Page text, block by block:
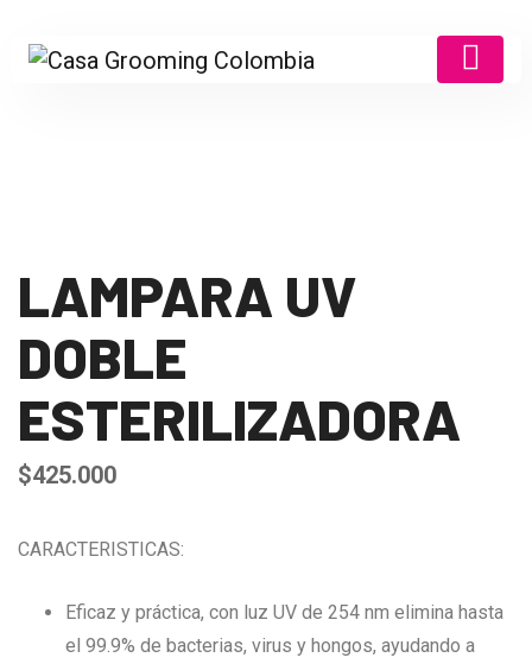
LAMPARA UV
DOBLE
ESTERILIZADORA
$425.000
CARACTERISTICAS:
Eficaz y práctica, con luz UV de 254 nm elimina hasta
el 99.9% de bacterias, virus y hongos, ayudando a